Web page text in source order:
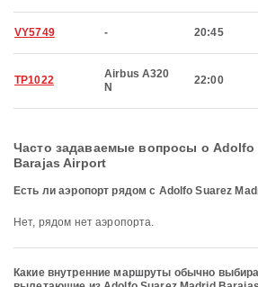
VY5749 - 20:45
TP1022
Airbus A320
N
22:00
Часто задаваемые вопросы о Adolfo
Barajas Airport
Есть ли аэропорт рядом с Adolfo Suarez
Нет, рядом нет аэропорта.
Какие внутренние маршруты обычно